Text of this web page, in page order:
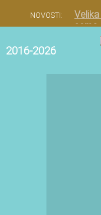
NOVOSTI:
samo
2016-2026